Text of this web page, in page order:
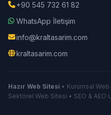
+90 545 732 61 82
WhatsApp İletişim
info@kraltasarim.com
kraltasarim.com
Hazır Web Sitesi • Kurumsal Web
Sektörel Web Sitesi • SEO & AEO